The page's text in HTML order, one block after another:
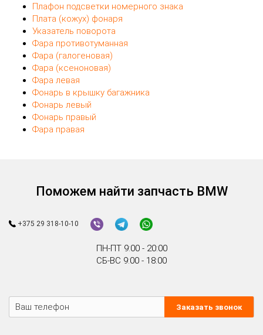
Плафон подсветки номерного знака
Плата (кожух) фонаря
Указатель поворота
Фара противотуманная
Фара (галогеновая)
Фара (ксеноновая)
Фара левая
Фонарь в крышку багажника
Фонарь левый
Фонарь правый
Фара правая
Поможем найти запчасть BMW
+375 29 318-10-10
ПН-ПТ 9:00 - 20:00
СБ-ВС 9:00 - 18:00
Заказать звонок